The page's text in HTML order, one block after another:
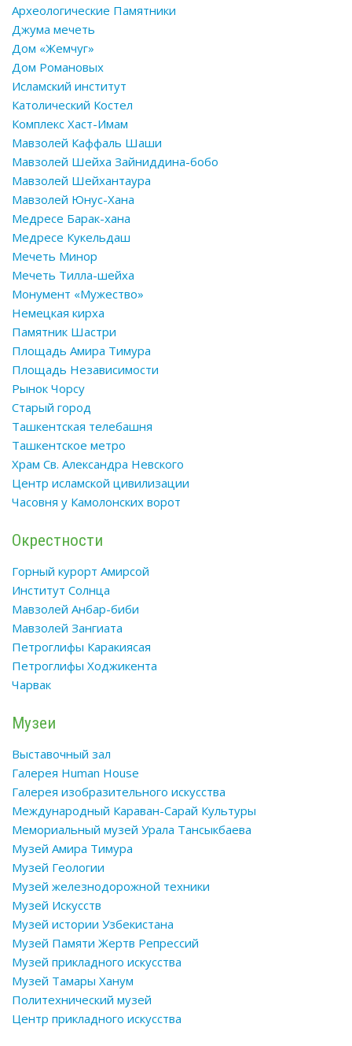
Археологические Памятники
Джума мечеть
Дом «Жемчуг»
Дом Романовых
Исламский институт
Католический Костел
Комплекс Хаст-Имам
Мавзолей Каффаль Шаши
Мавзолей Шейха Зайниддина-бобо
Мавзолей Шейхантаура
Мавзолей Юнус-Хана
Медресе Барак-хана
Медресе Кукельдаш
Мечеть Минор
Мечеть Тилла-шейха
Монумент «Мужество»
Немецкая кирха
Памятник Шастри
Площадь Амира Тимура
Площадь Независимости
Рынок Чорсу
Старый город
Ташкентская телебашня
Ташкентское метро
Храм Св. Александра Невского
Центр исламской цивилизации
Часовня у Камолонских ворот
Окрестности
Горный курорт Амирсой
Институт Солнца
Мавзолей Анбар-биби
Мавзолей Зангиата
Петроглифы Каракиясая
Петроглифы Ходжикента
Чарвак
Музеи
Выставочный зал
Галерея Human House
Галерея изобразительного искусства
Международный Караван-Сарай Культуры
Мемориальный музей Урала Тансыкбаева
Музей Амира Тимура
Музей Геологии
Музей железнодорожной техники
Музей Искусств
Музей истории Узбекистана
Музей Памяти Жертв Репрессий
Музей прикладного искусства
Музей Тамары Ханум
Политехнический музей
Центр прикладного искусства